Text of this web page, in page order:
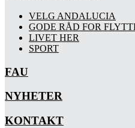
VELG ANDALUCIA
GODE RÅD FOR
LIVET HER
SPORT
FAU
NYHETER
KONTAKT